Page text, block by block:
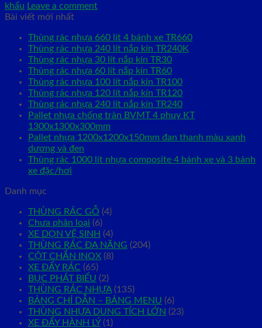
khẩu Leave a comment
Bài viết mới nhất
Thùng rác nhựa 660 lít 4 bánh xe TR660
Thùng rác nhựa 240 lít nắp kín TR240K
Thùng rác nhựa 30 lít nắp kín TR30
Thùng rác nhựa 60 lít nắp kín TR60
Thùng rác nhựa 100 lít nắp kín TR100
Thùng rác nhựa 120 lít nắp kín TR120
Thùng rác nhựa 240 lít nắp kín TR240
Pallet nhựa chống tràn BVMT 4 phuy KT
1300x1300x300mm
Pallet nhựa 1200x1200x150mm đan thanh màu xanh
dương và đen
Thùng rác 1000 lít nhựa composite 4 bánh xe và 3 bánh
xe đặc/hơi
Danh mục
THÙNG RÁC GỖ (4)
Chưa phân loại (6)
XE DỌN VỆ SINH (4)
THÙNG RÁC ĐA NĂNG (204)
CỘT CHẮN INOX (8)
XE ĐẨY RÁC (65)
BỤC PHÁT BIỂU (2)
THÙNG RÁC NHỰA (135)
BẢNG CHỈ DẪN – BẢNG MENU (6)
THÙNG NHỰA DUNG TÍCH LỚN (23)
XE ĐẨY HÀNH LÝ(1)